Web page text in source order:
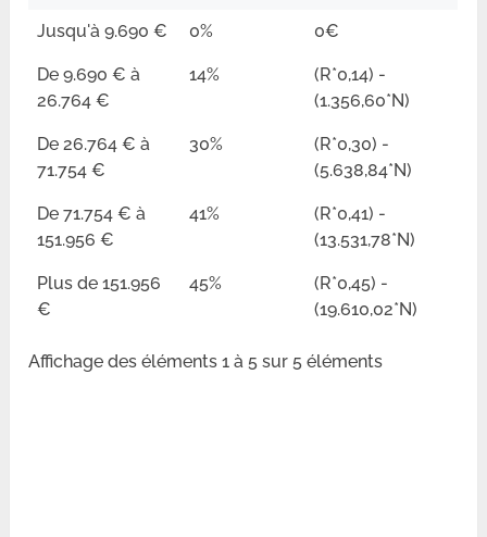
Jusqu'à 9.690 € 0% 0€
De 9.690 € à
26.764 €
14%
(R*0,14) -
(1.356,60*N)
De 26.764 € à
71.754 €
30%
(R*0,30) -
(5.638,84*N)
De 71.754 € à
151.956 €
41%
(R*0,41) -
(13.531,78*N)
Plus de 151.956
€
45%
(R*0,45) -
(19.610,02*N)
Affichage des éléments 1 à 5 sur 5 éléments